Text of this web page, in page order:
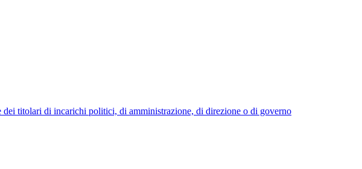
dei titolari di incarichi politici, di amministrazione, di direzione o di governo